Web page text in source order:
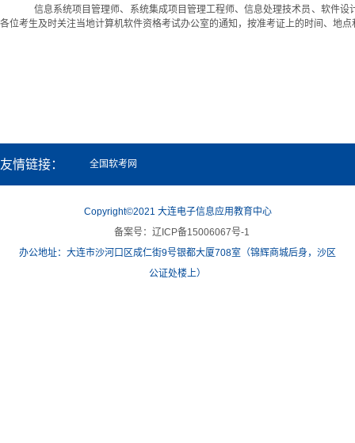
信息系统项目管理师、系统集成项目管理工程师、信息处理技术员、软件
各位考生及时关注当地计算机软件资格考试办公室的通知，按准考证上的时间、地
友情链接： 全国软考网
Copyright©2021 大连电子信息应用教育中心
备案号：辽ICP备15006067号-1
办公地址：大连市沙河口区成仁街9号银都大厦708室（锦辉商城后身，沙区
公证处楼上）